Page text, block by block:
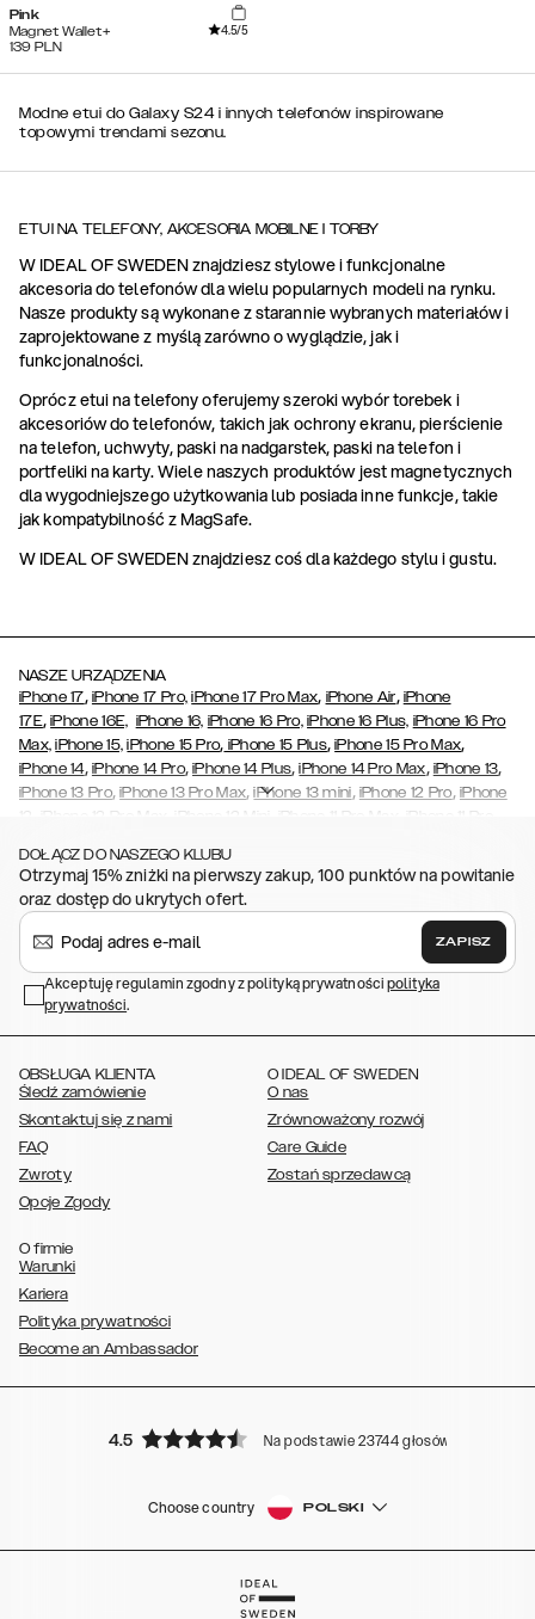
Pink
Magnet Wallet+
4.5/5
139 PLN
Modne etui do Galaxy S24 i innych telefonów inspirowane
topowymi trendami sezonu.
ETUI NA TELEFONY, AKCESORIA MOBILNE I TORBY
W IDEAL OF SWEDEN znajdziesz stylowe i funkcjonalne
akcesoria do telefonów dla wielu popularnych modeli na rynku.
Nasze produkty są wykonane z starannie wybranych materiałów i
zaprojektowane z myślą zarówno o wyglądzie, jak i
funkcjonalności.
Oprócz etui na telefony oferujemy szeroki wybór torebek i
akcesoriów do telefonów, takich jak ochrony ekranu, pierścienie
na telefon, uchwyty, paski na nadgarstek, paski na telefon i
portfeliki na karty. Wiele naszych produktów jest magnetycznych
dla wygodniejszego użytkowania lub posiada inne funkcje, takie
jak kompatybilność z MagSafe.
W IDEAL OF SWEDEN znajdziesz coś dla każdego stylu i gustu.
NASZE URZĄDZENIA
iPhone 17, iPhone 17 Pro, iPhone 17 Pro Max, iPhone Air, iPhone
17E,iPhone 16E, iPhone 16, iPhone 16 Pro, iPhone 16 Plus, iPhone 16 Pro
Max, iPhone 15, iPhone 15 Pro, iPhone 15 Plus,iPhone 15 Pro Max,
iPhone 14, iPhone 14 Pro,iPhone 14 Plus,iPhone 14 Pro Max, iPhone 13,
iPhone 13 Pro,iPhone 13 Pro Max,iPhone 13 mini, iPhone 12 Pro, iPhone
12
iPhone 12 Pro Max iPhone 12 Mini iPhone 11 Pro Max iPhone 11 Pro
(2020/2022),iPhone 8,iPhone 8 Plus iPhone 7 Plus
iPhone
6/6s, iPhone 6/6s Plus , iPhone 5/5s/SE,Galaxy S26 , Galaxy S26+ ,
Galaxy S26 Ultra,Samsung Galaxy S25,Galaxy S25+, Galaxy S25
Ultra, Galaxy S24, Galaxy S24+ Galaxy S23,
Galaxy S23+ Galaxy S22 Plus,Galaxy
S22 Ultra,Galaxy A52/ A52s 5G,Galaxy S21,Galaxy S21 Plus
S21 Ultra,Galaxy S20
S10,Galaxy S10+,Galaxy S10e,Galaxy S9,Galaxy S9+,Galaxy S8,
DOŁĄCZ DO NASZEGO KLUBU
Otrzymaj 15% zniżki na pierwszy zakup, 100 punktów na powitanie
oraz dostęp do ukrytych ofert.
ZAPISZ
Akceptuję regulamin zgodny z polityką prywatnościpolityka
prywatności.
OBSŁUGA KLIENTA
Śledź zamówienie
Skontaktuj się z nami
FAQ
Zwroty
Opcje Zgody
O IDEAL OF SWEDEN
O nas
Zrównoważony rozwój
Care Guide
Zostań sprzedawcą
O firmie
Warunki
Kariera
Polityka prywatności
Become an Ambassador
4.5 Na podstawie 23744 głosów
Choose country POLSKI